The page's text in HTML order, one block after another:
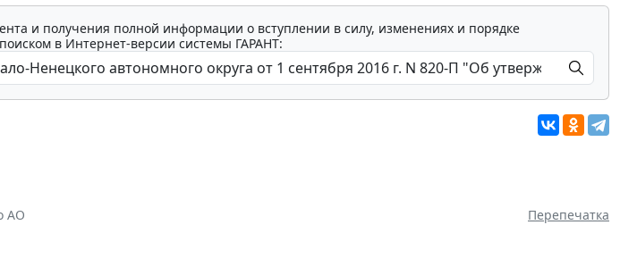
и получения полной информации о вступлении в силу, изменениях и порядке
в Интернет-версии системы ГАРАНТ:
АО Перепечатка